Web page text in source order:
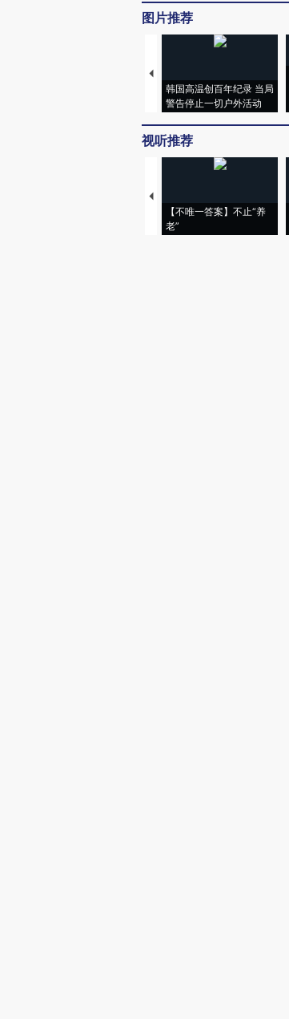
图片推荐
韩国高温创百年纪录 当局
警告停止一切户外活动
视听推荐
【不唯一答案】不止“养
老”